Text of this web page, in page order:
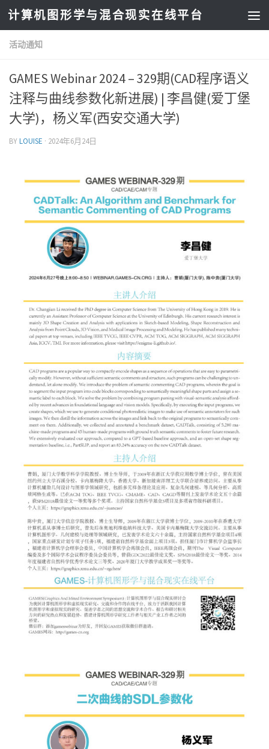
计算机图形学与混合现实在线平台
活动通知
GAMES Webinar 2024 – 329期(CAD程序语义
注释与曲线参数化新进展) | 李昌健(爱丁堡
大学)，杨义军(西安交通大学)
BYLOUISE · 2024年6月24日